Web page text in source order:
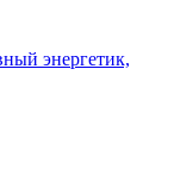
энергетик,